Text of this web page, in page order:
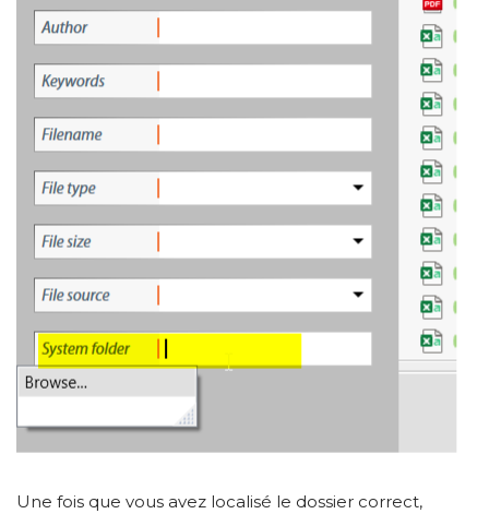
Une fois que vous avez localisé le dossier correct,